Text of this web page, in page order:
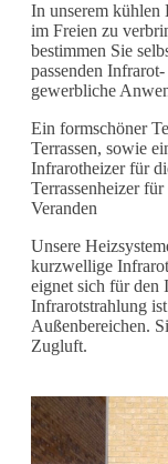
In unserem kühlen
im Freien zu
bestimmen Sie
passenden Infrarot-
gewerbliche
Ein formschöner
Terrassen, sowie
Infrarotheizer für
Terrassenheizer
Veranden
Unsere
kurzwellige
eignet sich für den
Infrarotstrahlung
Außenbereichen.
Zugluft.